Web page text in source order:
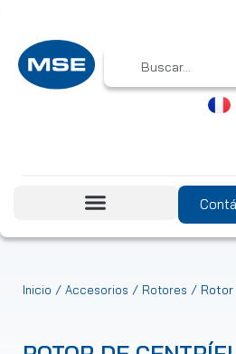
Inicio / Accesorios / Rotores / Rotor